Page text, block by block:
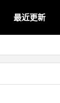
最近更新